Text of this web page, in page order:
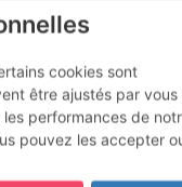
cookies sont
être ajustés par vous
performances de
pouvez les accepter